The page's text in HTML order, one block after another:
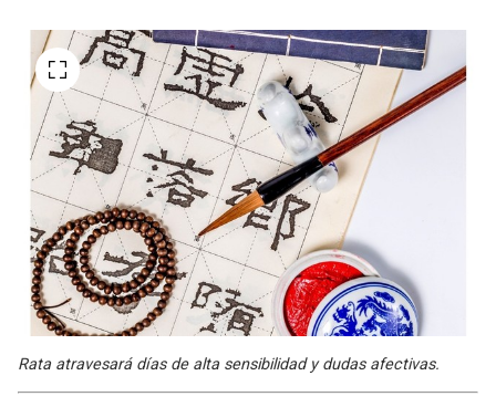
Rata atravesará días de alta sensibilidad y dudas afectivas.